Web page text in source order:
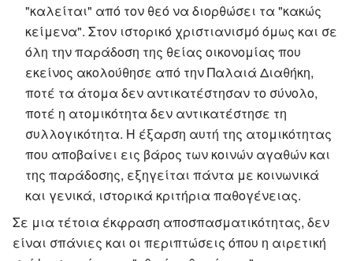
"καλείται" από τον θεό να διορθώσει τα "κακώς
κείμενα". Στον ιστορικό χριστιανισμό όμως και σε
όλη την παράδοση της θείας οικονομίας που
εκείνος ακολούθησε από την Παλαιά Διαθήκη,
ποτέ τα άτομα δεν αντικατέστησαν το σύνολο,
ποτέ η ατομικότητα δεν αντικατέστησε τη
συλλογικότητα. Η έξαρση αυτή της ατομικότητας
που αποβαίνει εις βάρος των κοινών αγαθών και
της παράδοσης, εξηγείται πάντα με κοινωνικά
και γενικά, ιστορικά κριτήρια παθογένειας.
Σε μια τέτοια έκφραση αποσπασματικότητας, δεν
είναι σπάνιες και οι περιπτώσεις όπου η αιρετική